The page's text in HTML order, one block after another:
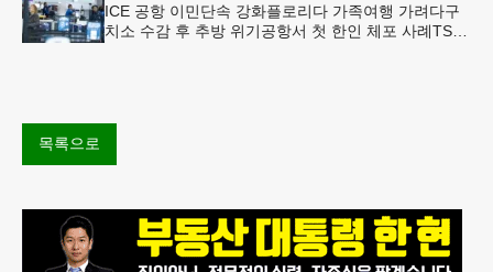
ICE 공항 이민단속 강화플로리다 가족여행 가려다구
치소 수감 후 추방 위기공항서 첫 한인 체포 사례TSA
목록으로